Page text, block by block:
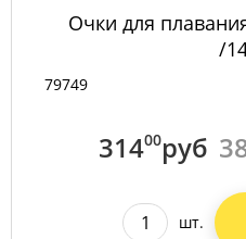
Очки для
/
79749
31400руб
шт.